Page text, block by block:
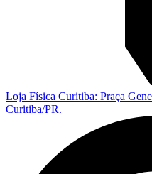
Loja Física Curitiba: Praça
Curitiba/PR.